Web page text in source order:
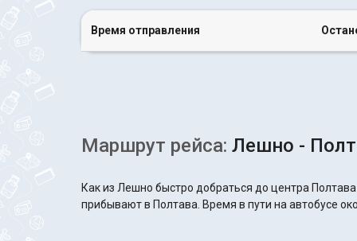
Время отправления
Маршрут рейса: Лешно -
Как из Лешно быстро добраться до центра
прибывают в Полтава. Время в пути на автобусе